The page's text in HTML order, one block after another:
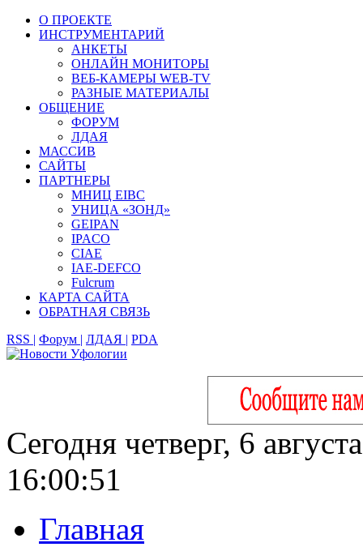
О ПРОЕКТЕ
ИНСТРУМЕНТАРИЙ
АНКЕТЫ
ОНЛАЙН МОНИТОРЫ
ВЕБ-КАМЕРЫ WEB-TV
РАЗНЫЕ МАТЕРИАЛЫ
ОБЩЕНИЕ
ФОРУМ
ЛДАЯ
МАССИВ
САЙТЫ
ПАРТНЕРЫ
МНИЦ EIBC
УНИЦА «ЗОНД»
GEIPAN
IPACO
CIAE
IAE-DEFCO
Fulcrum
КАРТА САЙТА
ОБРАТНАЯ СВЯЗЬ
RSS | Форум | ЛДАЯ | PDA
Сегодня четверг, 6
16:00:52
Главная